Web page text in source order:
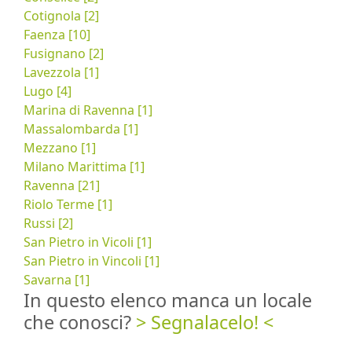
Cotignola [2]
Faenza [10]
Fusignano [2]
Lavezzola [1]
Lugo [4]
Marina di Ravenna [1]
Massalombarda [1]
Mezzano [1]
Milano Marittima [1]
Ravenna [21]
Riolo Terme [1]
Russi [2]
San Pietro in Vicoli [1]
San Pietro in Vincoli [1]
Savarna [1]
In questo elenco manca un locale
che conosci? > Segnalacelo! <